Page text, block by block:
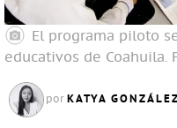
El programa piloto
educativos de Coahuila.
por KATYA GONZÁLEZ